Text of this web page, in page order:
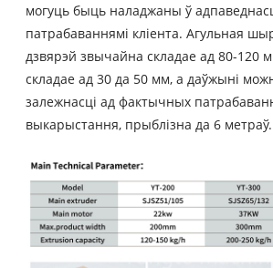
могуць быць наладжаны ў
патрабаваннямі кліента. Агульная
дзвярэй звычайна складае ад 80-120
складае ад 30 да 50 мм, а даўжыні
залежнасці ад фактычных
выкарыстання, прыблізна да 6 метраў.